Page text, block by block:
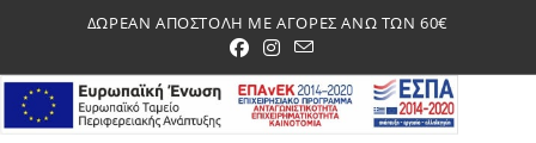
ΔΩΡΕΑΝ ΑΠΟΣΤΟΛΗ ΜΕ ΑΓΟΡΕΣ ΑΝΩ ΤΩΝ 60€